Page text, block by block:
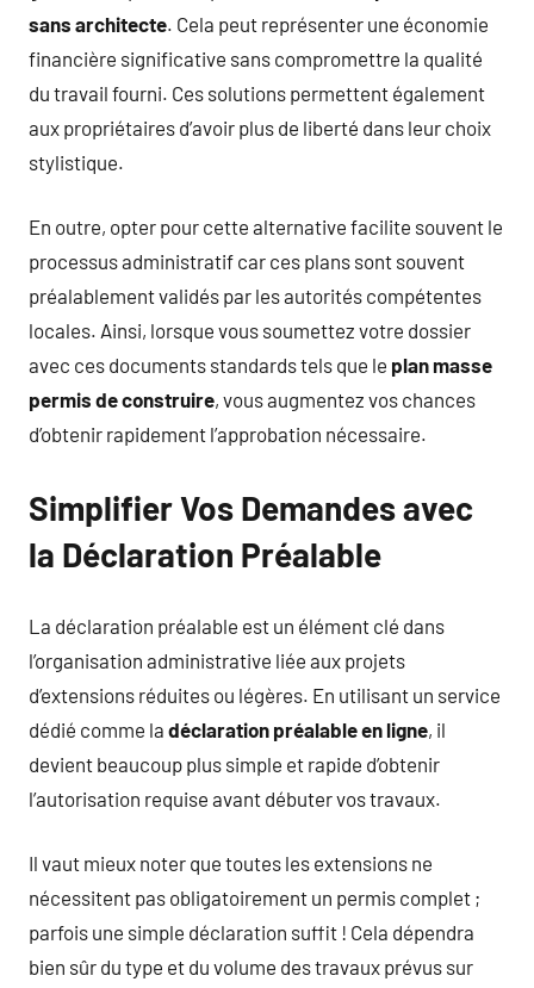
sans architecte. Cela peut représenter une économie
financière significative sans compromettre la qualité
du travail fourni. Ces solutions permettent également
aux propriétaires d’avoir plus de liberté dans leur choix
stylistique.
En outre, opter pour cette alternative facilite souvent le
processus administratif car ces plans sont souvent
préalablement validés par les autorités compétentes
locales. Ainsi, lorsque vous soumettez votre dossier
avec ces documents standards tels que le plan masse
permis de construire, vous augmentez vos chances
d’obtenir rapidement l’approbation nécessaire.
Simplifier Vos Demandes avec
la Déclaration Préalable
La déclaration préalable est un élément clé dans
l’organisation administrative liée aux projets
d’extensions réduites ou légères. En utilisant un service
dédié comme la déclaration préalable en ligne, il
devient beaucoup plus simple et rapide d’obtenir
l’autorisation requise avant débuter vos travaux.
Il vaut mieux noter que toutes les extensions ne
nécessitent pas obligatoirement un permis complet ;
parfois une simple déclaration suffit ! Cela dépendra
bien sûr du type et du volume des travaux prévus sur